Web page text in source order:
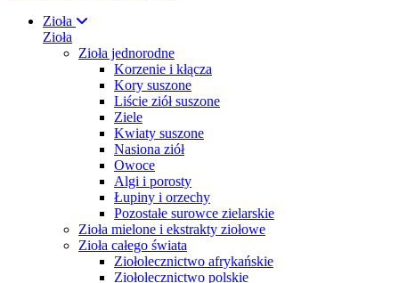
Zioła
Zioła
Zioła jednorodne
Korzenie i kłącza
Kory suszone
Liście ziół suszone
Ziele
Kwiaty suszone
Nasiona ziół
Owoce
Algi i porosty
Łupiny i orzechy
Pozostałe surowce zielarskie
Zioła mielone i ekstrakty ziołowe
Zioła całego świata
Ziołolecznictwo afrykańskie
Ziołolecznictwo polskie